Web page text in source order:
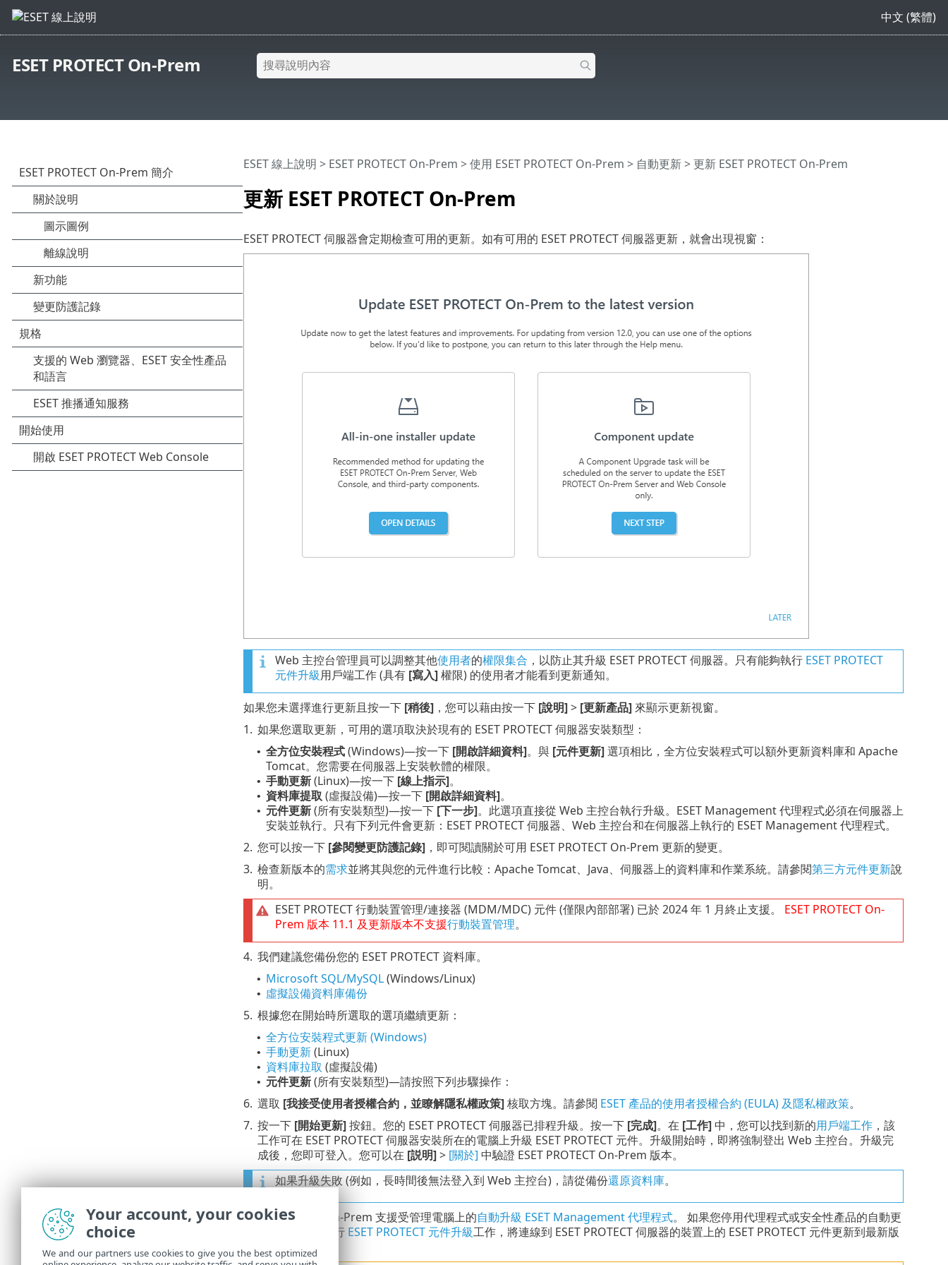
中文 (繁體)
ESET PROTECT On-Prem
更新 ESET PROTECT On-Prem
ESET 線上說明 > ESET PROTECT On-Prem >使用 ESET PROTECT On-Prem > 自動更新> 更新 ESET PROTECT On-Prem
ESET PROTECT 伺服器會定期檢查可用的更新。如有可用的 ESET PROTECT 伺服器更新，就會出現視窗：
Web 主控台管理員可以調整其他使用者的權限集合 ，以防止其升級 ESET PROTECT 伺服器。只有能夠執行 ESET PROTECT
元件升級用戶端工作 (具有 [寫入]權限) 的使用者才能看到更新通知。
如果您未選擇進行更新且按一下 [稍後]，您可以藉由按一下 [說明]> [更新產品]來顯示更新視窗。
1. 如果您選取更新，可用的選項取決於現有的 ESET PROTECT 伺服器安裝類型：
• 全方位安裝程式(Windows)—按一下 [開啟詳細資料]。與 [元件更新]選項相比，全方位安裝程式可以額外更新資料庫和 Apache
Tomcat。您需要在伺服器上安裝軟體的權限。
• 手動更新(Linux)—按一下 [線上指示]。
• 資料庫提取 (虛擬設備)—按一下 [開啟詳細資料]。
• 元件更新(所有安裝類型)—按一下 [下一步]。此選項直接從 Web 主控台執行升級。ESET Management 代理程式必須在伺服器上
安裝並執行。只有下列元件會更新：ESET PROTECT 伺服器、Web 主控台和在伺服器上執行的 ESET Management 代理程式。
2. 您可以按一下 [參閱變更防護記錄]，即可閱讀關於可用 ESET PROTECT On-Prem 更新的變更。
3. 檢查新版本的需求並將其與您的元件進行比較：Apache Tomcat、Java、伺服器上的資料庫和作業系統。請參閱第三方元件更新說
明。
ESET PROTECT 行動裝置管理/連接器 (MDM/MDC) 元件 (僅限內部部署) 已於 2024 年 1 月終止支援。 ESET PROTECT On-
Prem 版本 11.1 及更新版本不支援行動裝置管理。
4. 我們建議您備份您的 ESET PROTECT 資料庫。
• Microsoft SQL/MySQL(Windows/Linux)
• 虛擬設備資料庫備份
5. 根據您在開始時所選取的選項繼續更新：
• 全方位安裝程式更新 (Windows)
• 手動更新(Linux)
• 資料庫拉取 (虛擬設備)
• 元件更新(所有安裝類型)—請按照下列步驟操作：
6. 選取 [我接受使用者授權合約，並瞭解隱私權政策]核取方塊。請參閱 ESET 產品的使用者授權合約 (EULA) 及隱私權政策。
7. 按一下 [開始更新]按鈕。您的 ESET PROTECT 伺服器已排程升級。按一下 [完成]。在 [工作]中，您可以找到新的用戶端工作，該
工作可在 ESET PROTECT 伺服器安裝所在的電腦上升級 ESET PROTECT 元件。升級開始時，即將強制登出 Web 主控台。升級完
成後，您即可登入。您可以在 [説明]> [關於] 中驗證 ESET PROTECT On-Prem 版本。
如果升級失敗 (例如，長時間後無法登入到 Web 主控台)，請從備份還原資料庫。
ESET PROTECT On-Prem 支援受管理電腦上的自動升級 ESET Management 代理程式。 如果您停用代理程式或安全性產品的自動更
新，您可以手動執行 ESET PROTECT 元件升級工作，將連線到 ESET PROTECT 伺服器的裝置上的 ESET PROTECT 元件更新到最新版
本。
Your account, your cookies
choice
We and our partners use cookies to give you the best optimized